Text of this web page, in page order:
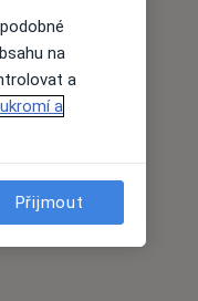
na
a
a
Přijmout